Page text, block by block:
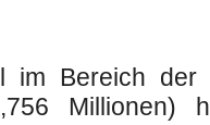
im Bereich der
Millionen)